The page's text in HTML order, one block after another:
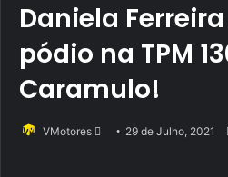
Daniela
pódio na TPM
Caramulo!
VMotores
Send 29 de Julho, 2021